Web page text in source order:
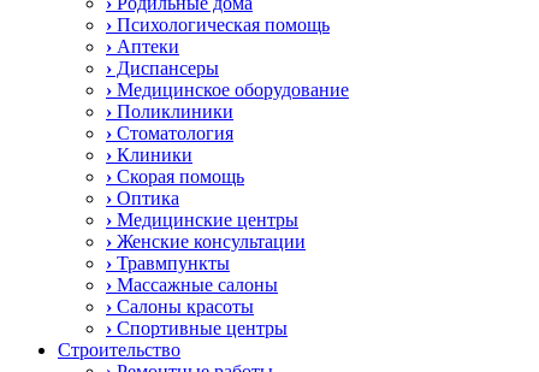
› Психологическая помощь
› Аптеки
› Диспансеры
› Медицинское оборудование
› Поликлиники
› Стоматология
› Клиники
› Скорая помощь
› Оптика
› Медицинские центры
› Женские консультации
› Травмпункты
› Массажные салоны
› Салоны красоты
› Спортивные центры
Строительство